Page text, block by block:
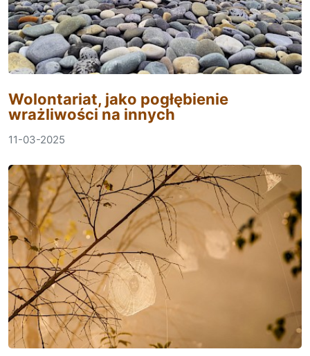
Wolontariat, jako pogłębienie
wrażliwości na innych
11-03-2025